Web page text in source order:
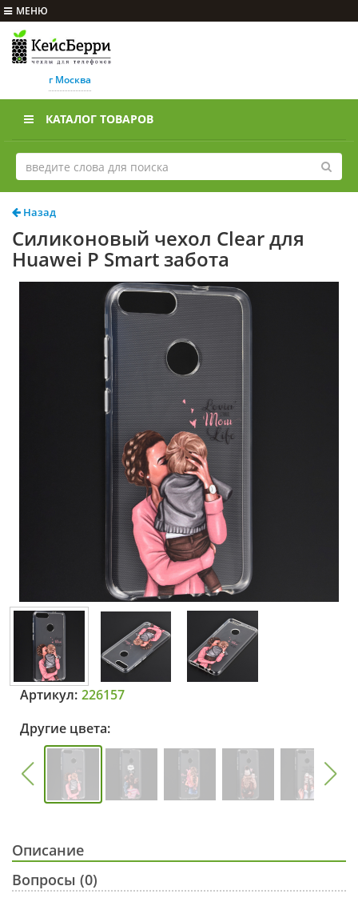
МЕНЮ
г Москва
КАТАЛОГ ТОВАРОВ
Назад
Силиконовый чехол Clear для
Huawei P Smart забота
Артикул: 226157
Другие цвета:
Описание
Вопросы (0)